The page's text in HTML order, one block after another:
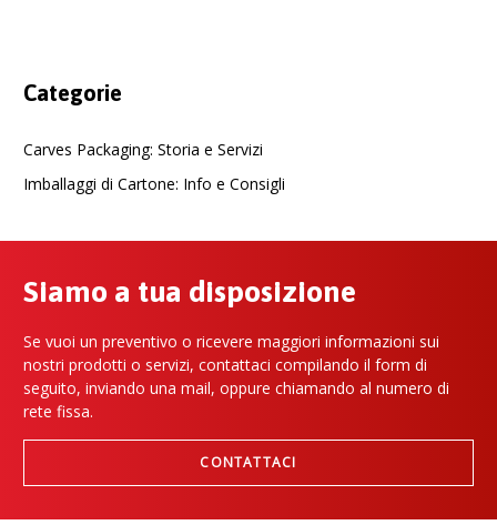
Categorie
Carves Packaging: Storia e Servizi
Imballaggi di Cartone: Info e Consigli
Siamo a tua disposizione
Se vuoi un preventivo o ricevere maggiori informazioni sui
nostri prodotti o servizi, contattaci compilando il form di
seguito, inviando una mail, oppure chiamando al numero di
rete fissa.
CONTATTACI